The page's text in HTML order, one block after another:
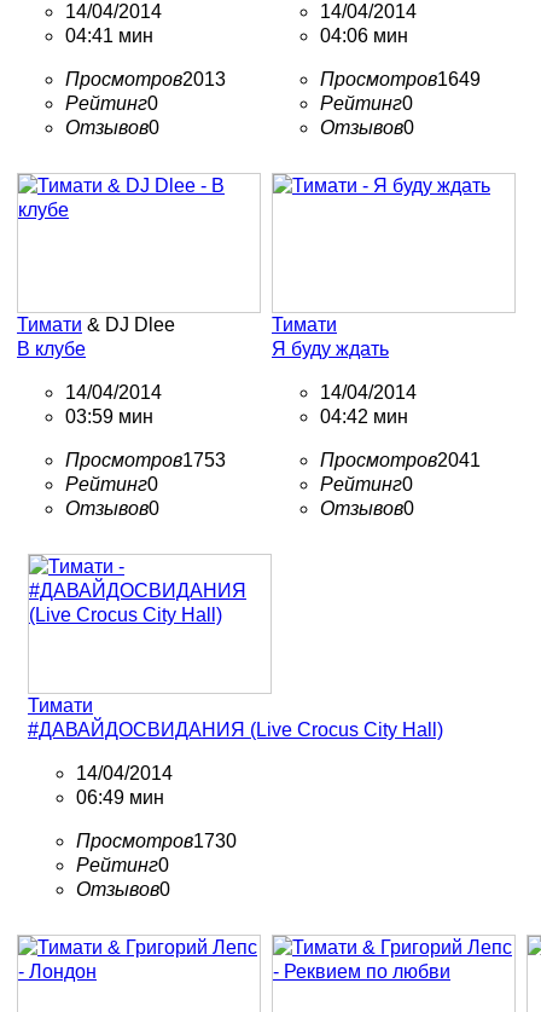
14/04/2014
04:41 мин
Просмотров2013
Рейтинг0
Отзывов0
14/04/2014
04:06 мин
Просмотров1649
Рейтинг0
Отзывов0
Тимати & DJ Dlee
В клубе
14/04/2014
03:59 мин
Просмотров1753
Рейтинг0
Отзывов0
Тимати
Я буду ждать
14/04/2014
04:42 мин
Просмотров2041
Рейтинг0
Отзывов0
Тимати
#ДАВАЙДОСВИДАНИЯ (Live Crocus City Hall)
14/04/2014
06:49 мин
Просмотров1730
Рейтинг0
Отзывов0